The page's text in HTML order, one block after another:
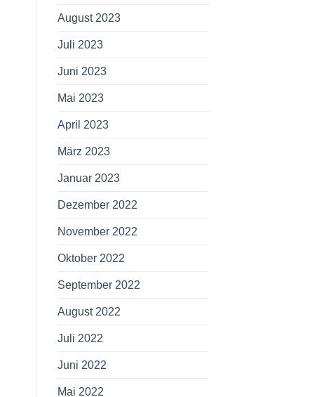
August 2023
Juli 2023
Juni 2023
Mai 2023
April 2023
März 2023
Januar 2023
Dezember 2022
November 2022
Oktober 2022
September 2022
August 2022
Juli 2022
Juni 2022
Mai 2022